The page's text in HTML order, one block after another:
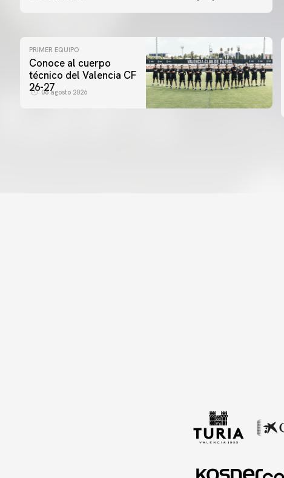
PRIMER EQUIPO
Conoce al cuerpo
técnico del Valencia CF
26-27
06 agosto 2026